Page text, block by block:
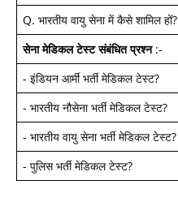
Q. भारतीय वायु सेना में कैसे शामिल हों?
सेना मेडिकल टेस्ट संबंधित प्रश्न:-
- इंडियन आर्मी भर्ती मेडिकल टेस्ट?
- भारतीय नौसेना भर्ती मेडिकल टेस्ट?
- भारतीय वायु सेना भर्ती मेडिकल टेस्ट?
- पुलिस भर्ती मेडिकल टेस्ट?